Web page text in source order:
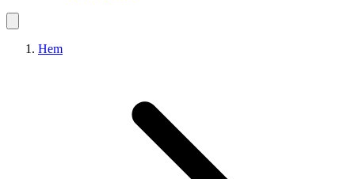
Hem